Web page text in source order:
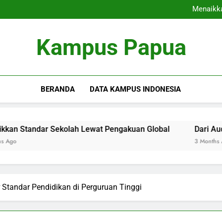
Dari Auditorium
Dari Auditorium
Kampus Papua
BERANDA DATA KAMPUS INDONESIA
Sekolah Lewat Pengakuan Global Dari Auditorium
Pendidikan di Perguruan Tinggi